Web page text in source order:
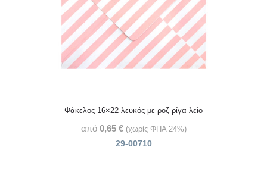
Φάκελος 16×22 λευκός με ροζ ρίγα λείο
από 0,65 € (χωρίς ΦΠΑ 24%)
29-00710